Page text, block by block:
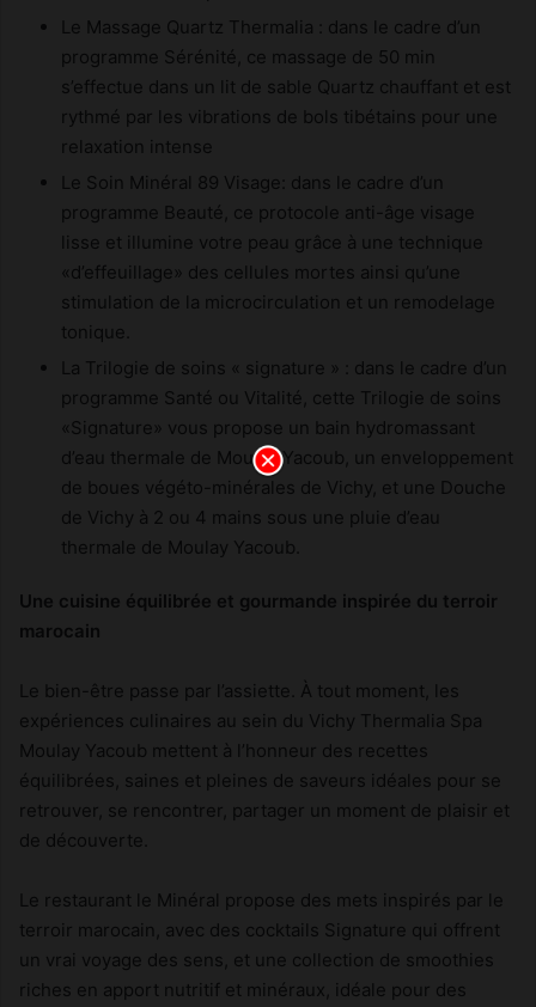
Le Massage Quartz Thermalia : dans le cadre d’un
programme Sérénité, ce massage de 50 min
s’effectue dans un lit de sable Quartz chauffant et est
rythmé par les vibrations de bols tibétains pour une
relaxation intense
Le Soin Minéral 89 Visage: dans le cadre d’un
programme Beauté, ce protocole anti-âge visage
lisse et illumine votre peau grâce à une technique
«d’effeuillage» des cellules mortes ainsi qu’une
stimulation de la microcirculation et un remodelage
tonique.
La Trilogie de soins « signature » : dans le cadre d’un
programme Santé ou Vitalité, cette Trilogie de soins
«Signature» vous propose un bain hydromassant
d’eau thermale de Moulay Yacoub, un enveloppement
de boues végéto-minérales de Vichy, et une Douche
de Vichy à 2 ou 4 mains sous une pluie d’eau
thermale de Moulay Yacoub.
Une cuisine équilibrée et gourmande inspirée du terroir
marocain
Le bien-être passe par l’assiette. À tout moment, les
expériences culinaires au sein du Vichy Thermalia Spa
Moulay Yacoub mettent à l’honneur des recettes
équilibrées, saines et pleines de saveurs idéales pour se
retrouver, se rencontrer, partager un moment de plaisir et
de découverte.
Le restaurant le Minéral propose des mets inspirés par le
terroir marocain, avec des cocktails Signature qui offrent
un vrai voyage des sens, et une collection de smoothies
riches en apport nutritif et minéraux, idéale pour des